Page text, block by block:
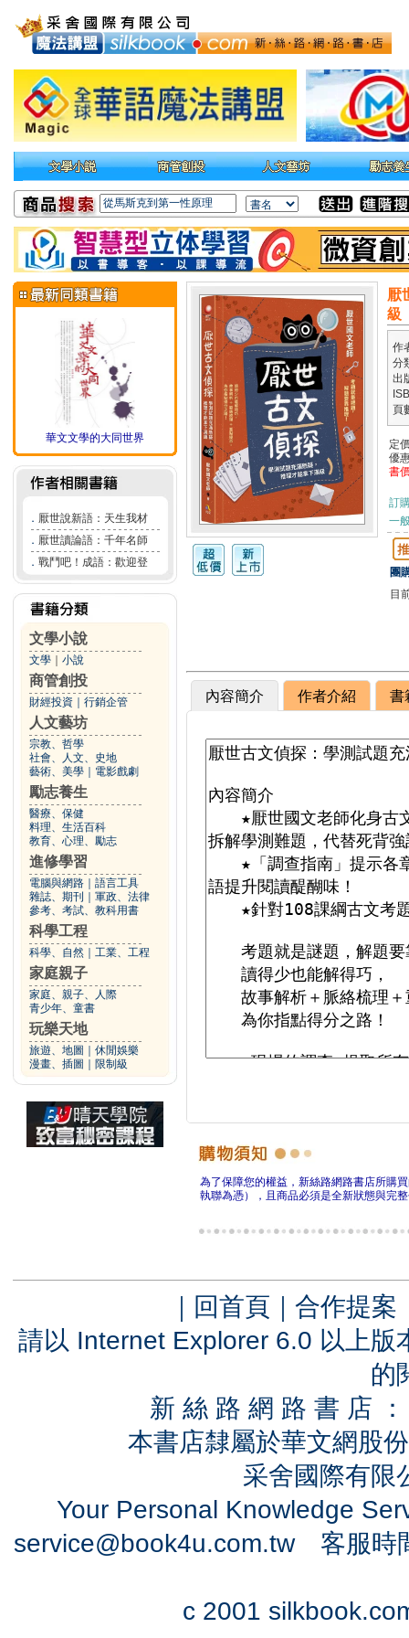
華文文學的大同世界
． 厭世說新語：天生我材
． 厭世讀論語：千年名師
． 戰鬥吧！成語：歡迎登
文學小說
文學 小說
商管創投
財經投資 行銷企管
人文藝坊
宗教、哲學
社會、人文、史地
藝術、美學
電影戲劇
勵志養生
醫療、保健
料理、生活百科
教育、心理、勵志
進修學習
電腦與網路
語言工具
雜誌、期刊
軍政、法律
參考、考試、教科用書
科學工程
科學、自然 工業、工程
家庭親子
家庭、親子、人際
青少年、童書
玩樂天地
旅遊、地圖
休閒娛樂
漫畫、插圖
限制級
厭
級
作
分
出
頁
定
優
書
訂
一
團
目
內容簡介 作者介紹 書
為了保障您的權益，新絲路網路書店所購
執聯為憑），且商品必須是全新狀態與完
｜ 回首頁 ｜ 合作提案
請以 Internet Explorer 6.0 以上
的
新 絲 路 網 路 書 店
本書店隸屬於華文網股
采舍國際有
Your Personal Knowledge
service@book4u.com.tw客服時
c 2001